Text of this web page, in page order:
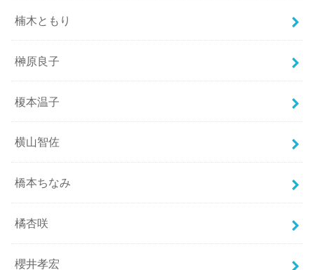
楠木ともり
榊原良子
榎本温子
横山智佐
橋本ちなみ
橘杏咲
櫻井孝宏